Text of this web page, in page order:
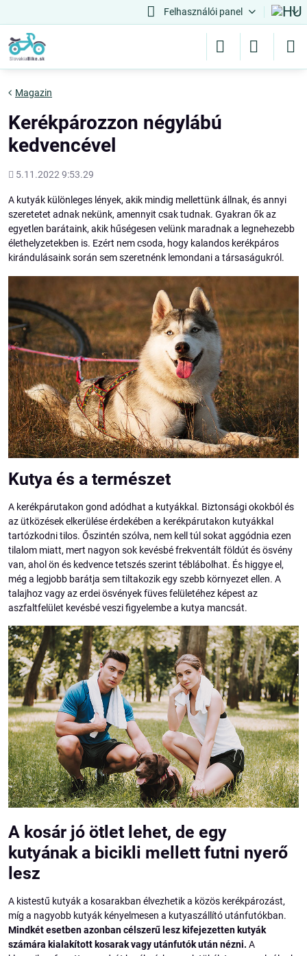
Felhasználói panel
Magazin
Kerékpározzon négylábú
kedvencével
Hozááadott
5.11.2022 9:53.29
A kutyák különleges lények, akik mindig mellettünk állnak, és annyi
szeretetet adnak nekünk, amennyit csak tudnak. Gyakran ők az
egyetlen barátaink, akik hűségesen velünk maradnak a legnehezebb
élethelyzetekben is. Ezért nem csoda, hogy kalandos kerékpáros
kirándulásaink során sem szeretnénk lemondani a társaságukról.
Kutya és a természet
A kerékpárutakon gond adódhat a kutyákkal. Biztonsági okokból és
az ütközések elkerülése érdekében a kerékpárutakon kutyákkal
tartózkodni tilos. Őszintén szólva, nem kell túl sokat aggódnia ezen
tilalom miatt, mert nagyon sok kevésbé frekventált földút és ösvény
van, ahol ön és kedvence tetszés szerint téblábolhat. És higgye el,
még a legjobb barátja sem tiltakozik egy szebb környezet ellen. A
talajhoz vagy az erdei ösvények füves felületéhez képest az
aszfaltfelület kevésbé veszi figyelembe a kutya mancsát.
A kosár jó ötlet lehet, de egy
kutyának a bicikli mellett futni nyerő
lesz
A kistestű kutyák a kosarakban élvezhetik a közös kerékpározást,
míg a nagyobb kutyák kényelmesen a kutyaszállító utánfutókban.
Mindkét esetben azonban célszerű lesz kifejezetten kutyák
számára kialakított kosarak vagy utánfutók után nézni. A